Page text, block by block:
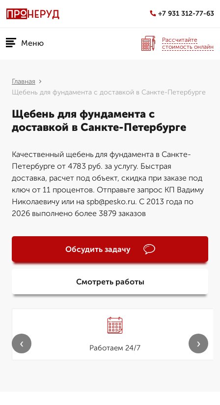
+7 931 312-77-63
Меню
Рассчитайте
стоимость онлайн
Главная
Щебень для фундамента с доставкой в Санкте-Петербурге
Щебень для фундамента с
доставкой в Санкте-Петербурге
Качественный щебень для фундамента в Санкте-
Петербурге от 4783 руб. за услугу. Быстрая
доставка, расчет под объект, скидка при заказе под
ключ от 11 процентов. Отправьте запрос КП Вадиму
Николаевичу или на spb@pesko.ru. С 2013 года по
2026 выполнено более 3879 заказов
Обсудить задачу
Смотреть работы
Работаем 24/7
‹ ›